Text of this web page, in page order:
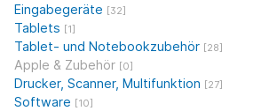
Eingabegeräte [32]
Tablets [1]
Tablet- und Notebookzubehör [28]
Apple & Zubehör [0]
Drucker, Scanner, Multifunktion [27]
Software [10]